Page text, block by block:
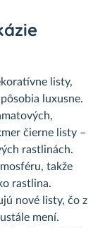
listy,
luxusne.
čierne listy –
rastlinách.
takže
rastlina.
nové listy, čo z
mení.